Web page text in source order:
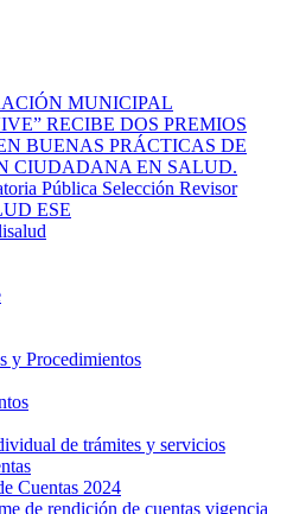
MUNICIPAL
RECIBE DOS PREMIOS
BUENAS PRÁCTICAS DE
CIUDADANA EN SALUD.
Pública Selección Revisor
ESE
y Procedimientos
de trámites y servicios
Cuentas 2024
de rendición de cuentas vigencia